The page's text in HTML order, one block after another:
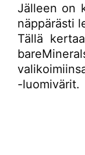
Jälleen on
näppärästi
Tällä
-luomivärit.